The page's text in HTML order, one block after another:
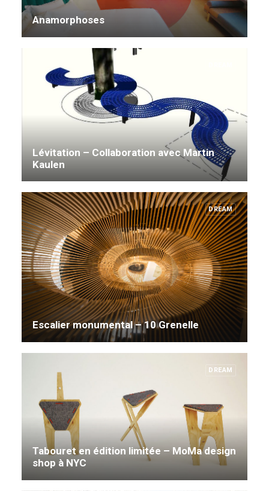
Anamorphoses
Lévitation – Collaboration avec Martin
Kaulen
DREAM
Escalier monumental – 10 Grenelle
DREAM
Tabouret en édition limitée – MoMa design
shop à NYC